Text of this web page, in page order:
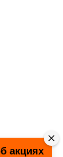
акциях